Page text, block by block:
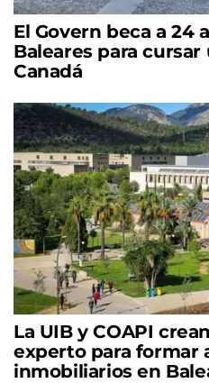
El Govern beca a 24
Baleares para
Canadá
La UIB y COAPI
experto para formar
inmobiliarios en